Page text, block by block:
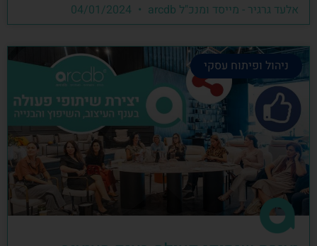
אלעד גרגיר - מייסד ומנכ"ל arcdb
ניהול ופיתוח עסקי